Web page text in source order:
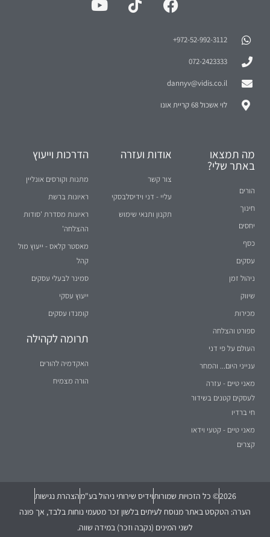
972-52-992-3112⁩+
072-2423333
dannyv@vidis.co.il
לוי אשכול 68 קריית אונו
מה תמצאו
באתר שלי?
הורים
חינוך
יחסים
כסף
עסקים
ניהול זמן
שיווק
מכירות
ספורט והצלחה
העולם על פי דני
ענייני היום... והמחר
מאני טיים - עזרה
לעסקים קטנים בשידור
חי ברדיו
מאני טיים - קטעי וידאו
קצרים
אודות ועזרה
צור קשר
עליי - דני וידיסלבסקי
תקנון ותנאי שימוש
הדרכות וייעוץ
מתנות וקורסים אונליין
ראיונות ברשת
ראיונות מסדרת 'סודות
ההצלחה'
מאסטר קלאס - ייעוץ מול
קהל
סמינר לבעלי עסקים
ייעוץ עסקי
קומנדו עסקים
תרומה לקהילה
האקדמיה להורים
הורה מצמיח
2026© כל הזכויות שמורותוידיס שירותי ניהול בע"מהצהרת נגישות
הערה: הטקסט באתר מנוסח לעיתים בלשון זכר מטעמי נוחות בלבד, אך פונה
לשני המינים (נקבה וזכר) במידה שווה.